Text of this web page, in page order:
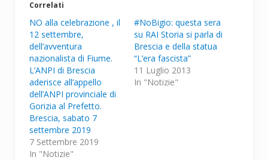
Correlati
NO alla celebrazione , il
12 settembre,
dell’avventura
nazionalista di Fiume.
L’ANPI di Brescia
aderisce all’appello
dell’ANPI provinciale di
Gorizia al Prefetto.
Brescia, sabato 7
settembre 2019
7 Settembre 2019
In "Notizie"
#NoBigio: questa sera
su RAI Storia si parla di
Brescia e della statua
“L’era fascista”
11 Luglio 2013
In "Notizie"